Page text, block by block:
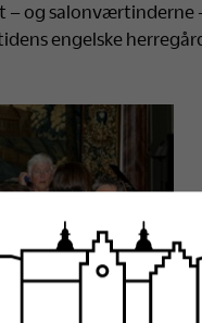
– og salonværtinderne
engelske